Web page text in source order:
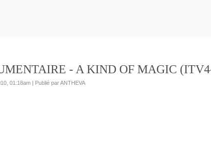
- A KIND OF MAGIC
01:18am | Publié par ANTHEVA